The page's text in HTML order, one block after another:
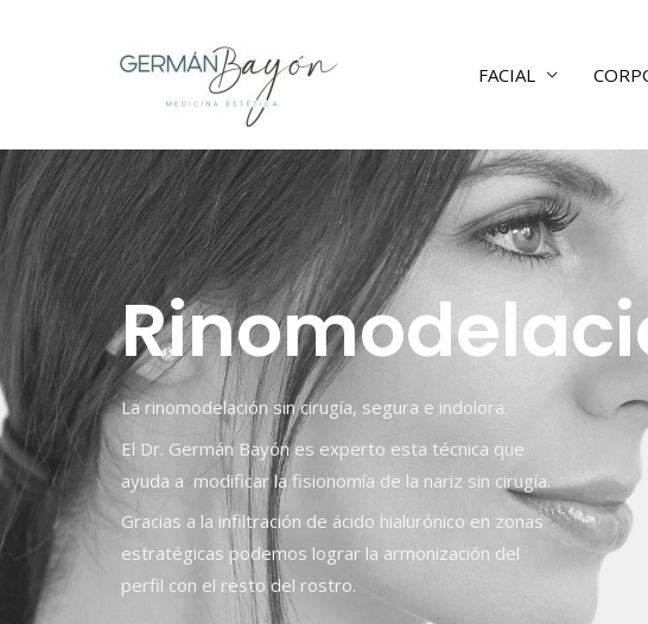
FACIAL
La rinomodelación sin cirugía, segura e indolora.
El Dr. Germán Bayón es experto esta técnica que
ayuda a modificar la fisionomía de la nariz sin cirugía.
Gracias a la infiltración de ácido hialurónico en zonas
estratégicas podemos lograr la armonización del
perfil con el resto del rostro.